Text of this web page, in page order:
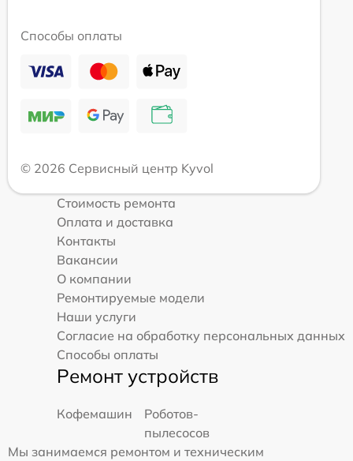
Способы оплаты
© 2026 Сервисный центр Kyvol
Стоимость ремонта
Оплата и доставка
Контакты
Вакансии
О компании
Ремонтируемые модели
Наши услуги
Согласие на обработку персональных данных
Способы оплаты
Ремонт устройств
Кофемашин
Роботов-
пылесосов
Мы занимаемся ремонтом и техническим